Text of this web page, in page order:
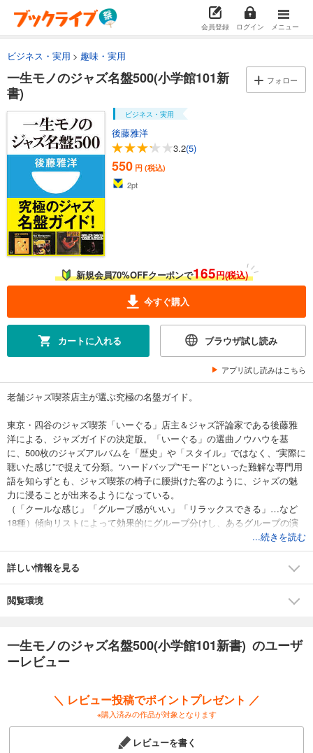
会員登録 ログイン メニュー
ビジネス・実用 趣味・実用
一生モノのジャズ名盤500(小学館101新
書)
フォロー
ビジネス・実用
後藤雅洋
3.2(5)
550 円 (税込)
2pt
新規会員70%OFFクーポンで165円(税込)
今すぐ購入
カートに入れる ブラウザ試し読み
アプリ試し読みはこちら
老舗ジャズ喫茶店主が選ぶ究極の名盤ガイド。
東京・四谷のジャズ喫茶「いーぐる」店主＆ジャズ評論家である後藤雅
洋による、ジャズガイドの決定版。「いーぐる」の選曲ノウハウを基
に、500枚のジャズアルバムを「歴史」や「スタイル」ではなく、“実際に
聴いた感じ”で捉えて分類。“ハードバップ”“モード”といった難解な専門用
語を知らずとも、ジャズ喫茶の椅子に腰掛けた客のように、ジャズの魅
力に浸ることが出来るようになっている。
（「クールな感じ」「グルーブ感がいい」「リラックスできる」…など
18種）傾向リストによって効果的にグループ分けし、あるグループの演
奏が気に入ったら、そのグループの他のアルバムに“耳”を拡げていく、と
いう方法をとる。
巻末に、著者インタビューと、アーチスト別索引、全アルバムデータ
...続きを読む
詳しい情報を見る
閲覧環境
一生モノのジャズ名盤500(小学館101新書) のユーザ
ーレビュー
＼ レビュー投稿でポイントプレゼント ／
※購入済みの作品が対象となります
レビューを書く